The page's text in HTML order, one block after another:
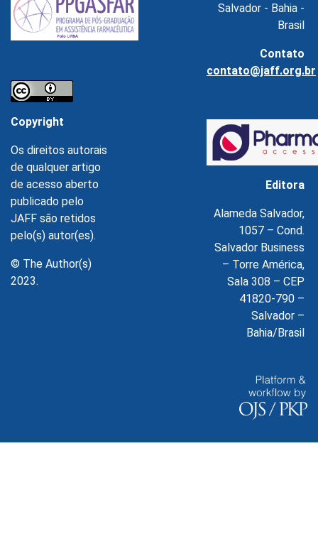
Copyright
Os direitos autorais
de qualquer artigo
de acesso aberto
publicado pelo
JAFF são retidos
pelo(s) autor(es).
© The Author(s)
2023.
Salvador - Bahia -
Brasil
Contato
contato@jaff.org.br
Editora
Alameda Salvador,
1057 – Cond.
Salvador Business
– Torre América,
Sala 308 – CEP
41820-790 –
Salvador –
Bahia/Brasil